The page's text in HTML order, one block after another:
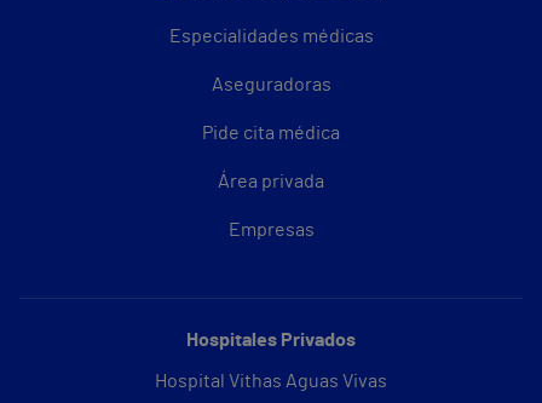
Especialidades médicas
Aseguradoras
Pide cita médica
Área privada
Empresas
Hospitales Privados
Hospital Vithas Aguas Vivas